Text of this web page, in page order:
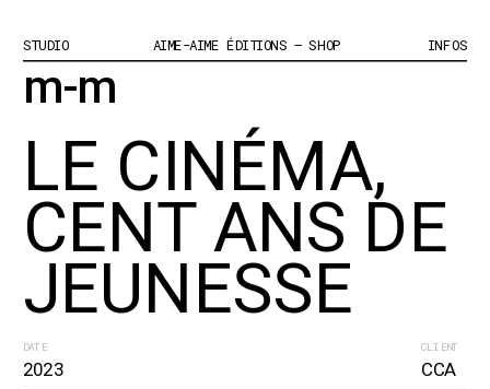
LE CINÉMA,
CENT ANS DE
JEUNESSE
DATE
2023
CLIENT
CCA
INFOS
AIME-AIME ÉDITIONS – SHOP
STUDIO
m-m